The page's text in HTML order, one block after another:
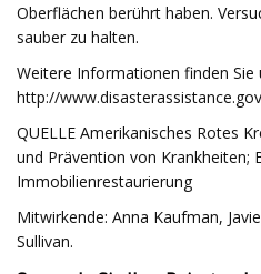
Oberflächen berührt haben.
sauber zu halten.
Weitere Informationen finden Sie
http://
QUELLE Amerikanisches Rotes
und Prävention von Krankheiten;
Immobilienrestaurierung
Mitwirkende: Anna Kaufman,
Sullivan.